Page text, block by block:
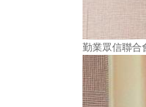
勤業眾信聯合